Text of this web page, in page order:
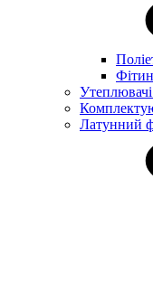
Утеплювачі
Латунний